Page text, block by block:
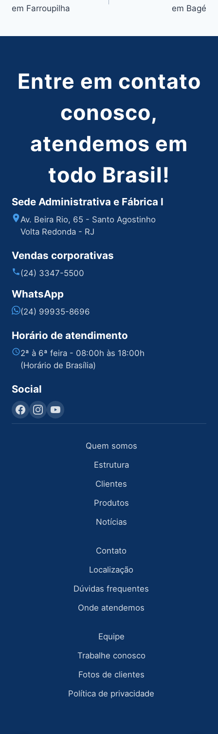
em Farroupilha
em Bagé
Entre em contato
conosco,
atendemos em
todo Brasil!
Sede Administrativa e Fábrica I
Av. Beira Rio, 65 - Santo Agostinho
Volta Redonda - RJ
Vendas corporativas
(24) 3347-5500
WhatsApp
(24) 99935-8696
Horário de atendimento
2ª à 6ª feira - 08:00h às 18:00h
(Horário de Brasília)
Social
Quem somos
Estrutura
Clientes
Produtos
Notícias
Contato
Localização
Dúvidas frequentes
Onde atendemos
Equipe
Trabalhe conosco
Fotos de clientes
Política de privacidade